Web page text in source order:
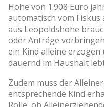
Höhe von 1.908 Euro
automatisch vom
aus Leopoldshöhe
oder Anträge
ein Kind alleine
dauernd im Haushalt
Zudem muss der
entsprechende Kind